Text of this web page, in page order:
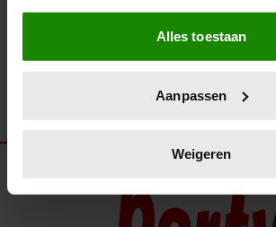
Als u het toestaat, willen we ook graag:
Informatie verzamelen over uw
locatie, die tot een paar meter
scannen op specifieke
verwerkt en stel uw voorkeuren in het
intrekken in de Cookieverklaring.
Alles toestaan
Aanpassen
Weigeren